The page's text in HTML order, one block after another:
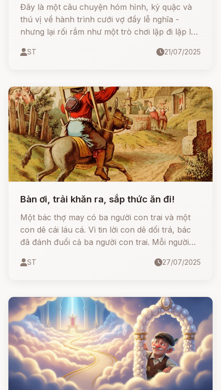
Đây là một câu chuyện hóm hỉnh, kỳ quặc và
thú vị về hành trình cưới vợ đầy lễ nghĩa -
nhưng lại rối rắm như một trò chơi lặp đi lặp lại.
dân gian Đức, với lối dẫn dí dỏm và nhân vật có
ST 21/07/2025
Bàn ơi, trải khăn ra, sắp thức ăn đi!
Một bác thợ may có ba người con trai và một
con dê cái láu cá. Vì tin lời con dê dối trá, bác
đã đánh đuổi cả ba người con trai. Mỗi người
về một món đồ kỳ diệu
ST 27/07/2025